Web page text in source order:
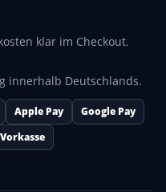
klar im Checkout.
innerhalb Deutschlands.
Apple Pay
Google Pay
Vorkasse